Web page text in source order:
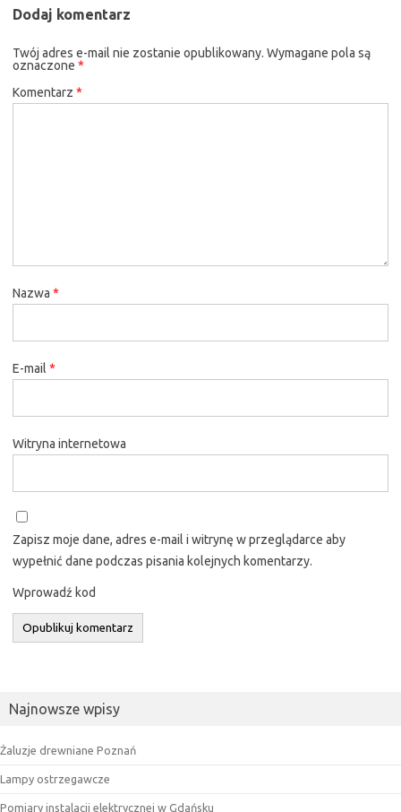
Dodaj komentarz
Twój adres e-mail nie zostanie opublikowany. Wymagane pola są
oznaczone *
Komentarz *
Nazwa *
E-mail *
Witryna internetowa
Zapisz moje dane, adres e-mail i witrynę w przeglądarce aby
wypełnić dane podczas pisania kolejnych komentarzy.
Wprowadź kod
Najnowsze wpisy
Żaluzje drewniane Poznań
Lampy ostrzegawcze
Pomiary instalacji elektrycznej w Gdańsku